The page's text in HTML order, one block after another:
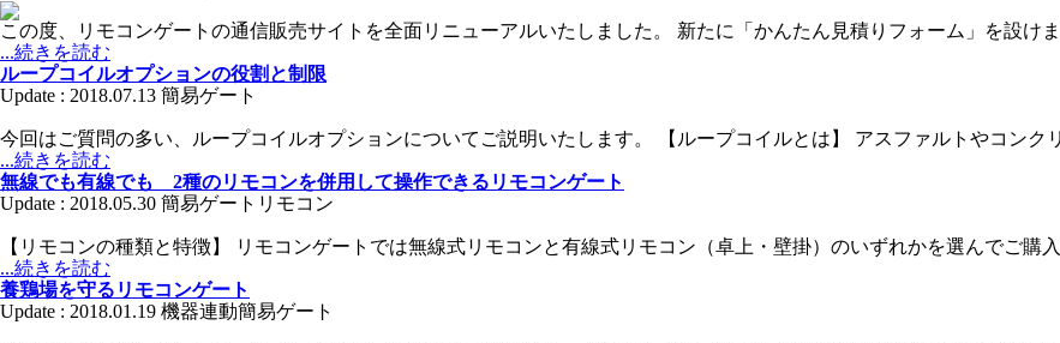
この度、リモコンゲートの通信販売サイトを全面リニューアルいたしました。 新たに「かんたん見積りフォーム」を設け
...続きを読む
ループコイルオプションの役割と制限
Update : 2018.07.13 簡易ゲート
今回はご質問の多い、ループコイルオプションについてご説明いたします。 【ループコイルとは】 アスファルトやコンク
...続きを読む
無線でも有線でも 2種のリモコンを併用して操作できるリモコンゲート
Update : 2018.05.30 簡易ゲート リモコン
【リモコンの種類と特徴】 リモコンゲートでは無線式リモコンと有線式リモコン（卓上・壁掛）のいずれかを選んでご購入
...続きを読む
養鶏場を守るリモコンゲート
Update : 2018.01.19 機器連動簡易ゲート